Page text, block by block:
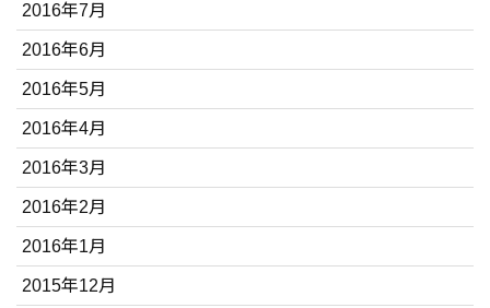
2016年7月
2016年6月
2016年5月
2016年4月
2016年3月
2016年2月
2016年1月
2015年12月